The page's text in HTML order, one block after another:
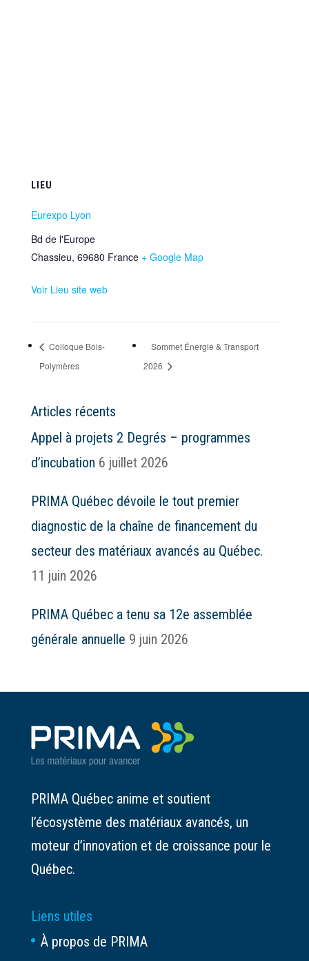
LIEU
Eurexpo Lyon
Bd de l'Europe
Chassieu, 69680 France + Google Map
Voir Lieu site web
Colloque Bois-
Polymères
Sommet Énergie & Transport
2026
Articles récents
Appel à projets 2 Degrés – programmes
d’incubation 6 juillet 2026
PRIMA Québec dévoile le tout premier
diagnostic de la chaîne de financement du
secteur des matériaux avancés au Québec.
11 juin 2026
PRIMA Québec a tenu sa 12e assemblée
générale annuelle 9 juin 2026
PRIMA Québec anime et soutient
l’écosystème des matériaux avancés, un
moteur d’innovation et de croissance pour le
Québec.
Liens utiles
À propos de PRIMA